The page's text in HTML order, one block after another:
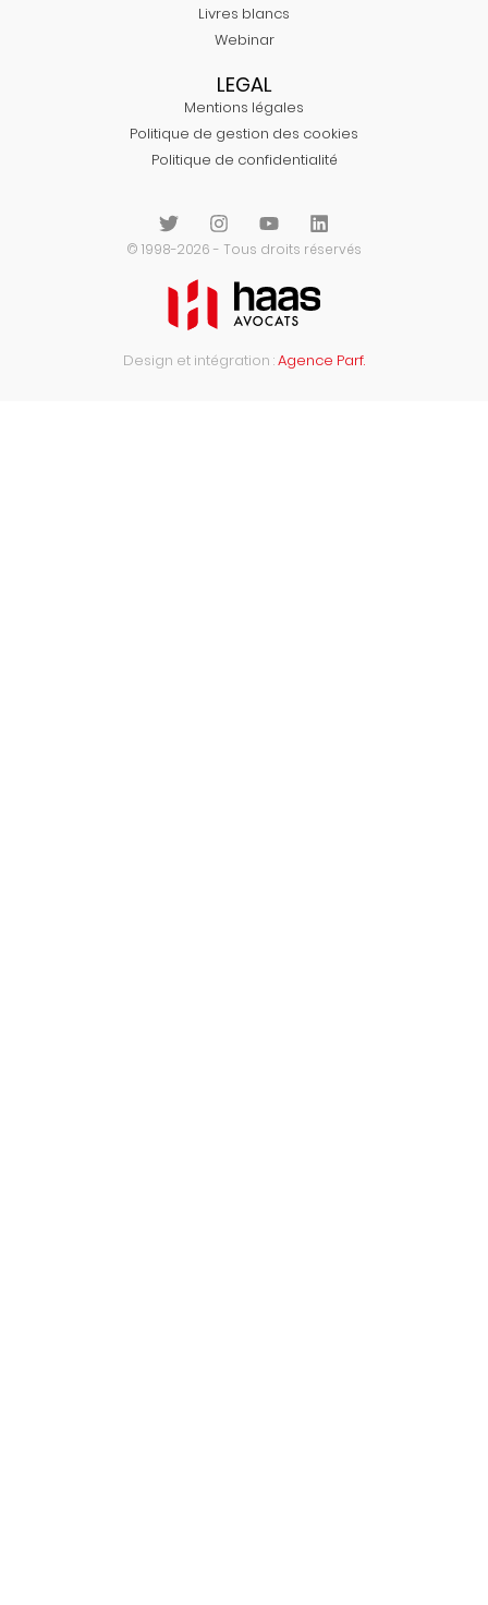
Livres blancs
Webinar
LEGAL
Mentions légales
Politique de gestion des cookies
Politique de confidentialité
© 1998-2026 - Tous droits réservés
Design et intégration :Agence Parf.